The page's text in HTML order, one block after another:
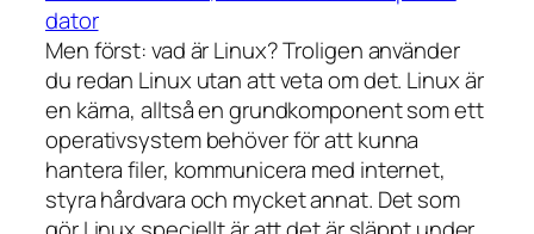
dator
Men först: vad är Linux? Troligen använder
du redan Linux utan att veta om det. Linux är
en kärna, alltså en grundkomponent som ett
operativsystem behöver för att kunna
hantera filer, kommunicera med internet,
styra hårdvara och mycket annat. Det som